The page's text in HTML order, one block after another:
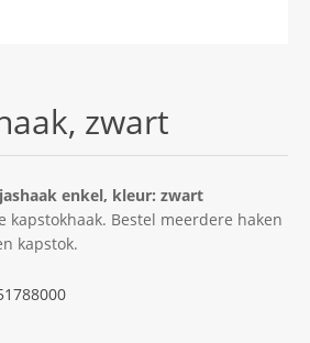
zwart
enkel, kleur: zwart
kapstokhaak. Bestel meerdere haken
kapstok.